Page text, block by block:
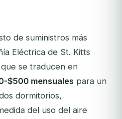
de suministros más
Eléctrica de St. Kitts
que se traducen en
$500 mensuales para un
dormitorios,
del uso del aire